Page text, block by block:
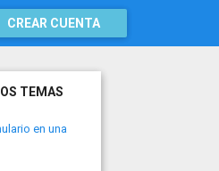
CREAR CUENTA
TEMAS
en una